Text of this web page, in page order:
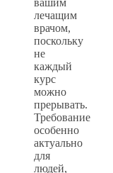
вашим
лечащим
врачом,
поскольку
не
каждый
курс
можно
прерывать.
Требование
особенно
актуально
для
людей,